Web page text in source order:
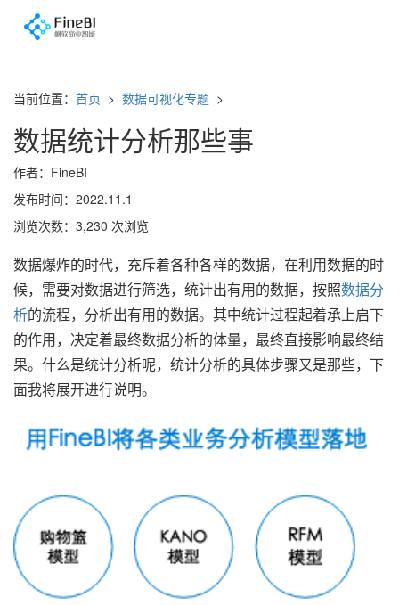
当前位置： 首页 > 数据可视化专题 >
数据统计分析那些事
作者：FineBI
发布时间：2022.11.1
浏览次数：3,230 次浏览
数据爆炸的时代，充斥着各种各样的数据，在利用数据的时
候，需要对数据进行筛选，统计出有用的数据，按照数据分
析的流程，分析出有用的数据。其中统计过程起着承上启下
的作用，决定着最终数据分析的体量，最终直接影响最终结
果。什么是统计分析呢，统计分析的具体步骤又是那些，下
面我将展开进行说明。